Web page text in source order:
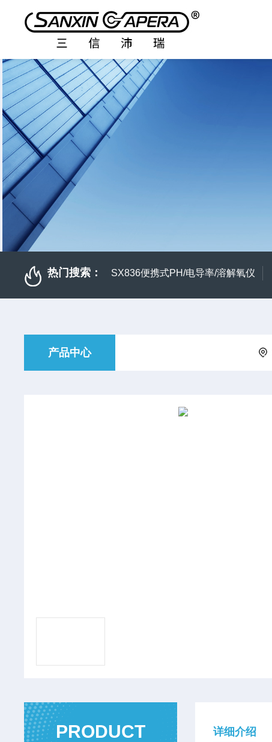
热门搜索： SX836便携式PH/电导率/溶解氧仪
产品中心
PRODUCT 详细介绍